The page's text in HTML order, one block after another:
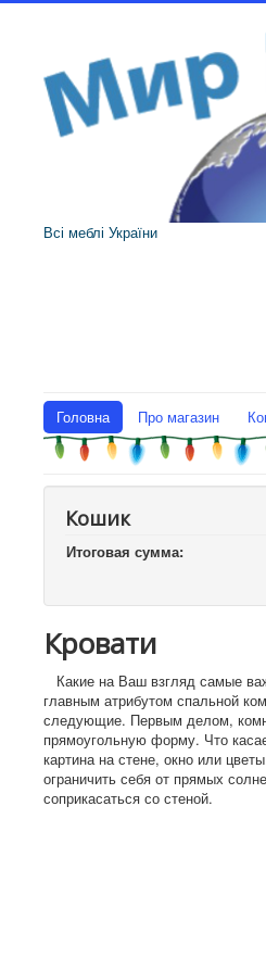
Всі меблі України
Головна Про магазин
Кошик
Итоговая сумма:
Кровати
Какие на Ваш взгляд самые
главным атрибутом спальной
следующие. Первым делом,
прямоугольную форму. Что
картина на стене, окно или
ограничить себя от прямых
соприкасаться со стеной.